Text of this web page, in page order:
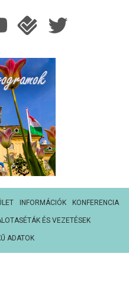
INFORMÁCIÓK KONFERENCIA
ÉS VEZETÉSEK
ADATOK